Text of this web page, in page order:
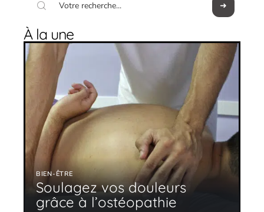
À la une
BIEN-ÊTRE
Soulagez vos douleurs
grâce à l’ostéopathie